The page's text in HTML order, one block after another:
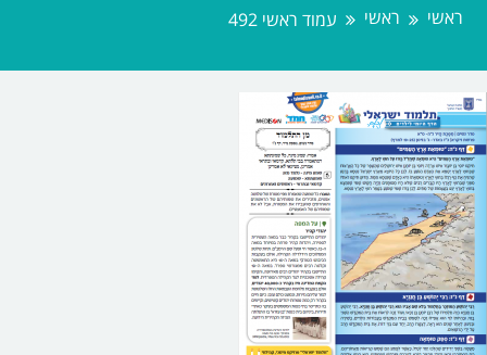
ראשי ראשי עמוד ראשי 492